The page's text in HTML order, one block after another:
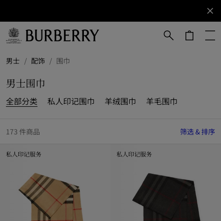
订阅获取
Burberry
品牌资
男士 / 配饰 / 围巾
男士围巾
全部分类 私人印记围巾 羊绒围巾 羊毛围巾
173 件商品 筛选 & 排序
私人印记服务 私人印记服务